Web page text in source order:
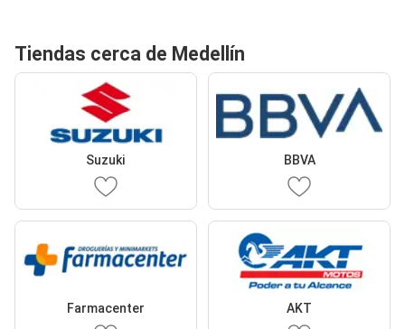
Tiendas cerca de Medellín
Suzuki BBVA
Farmacenter AKT